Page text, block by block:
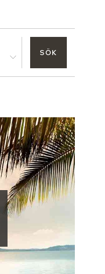
SÖK